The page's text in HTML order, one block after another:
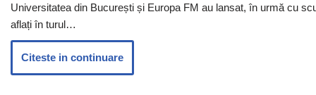
Universitatea din București și Europa FM au lansat, în urmă cu
aflați în turul…
Citeste in continuare